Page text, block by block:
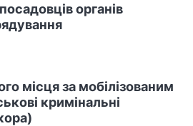
органів
місця за мобілізованим
кримінальні